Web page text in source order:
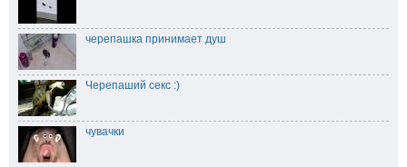
черепашка принимает душ
Черепаший секс :)
чувачки